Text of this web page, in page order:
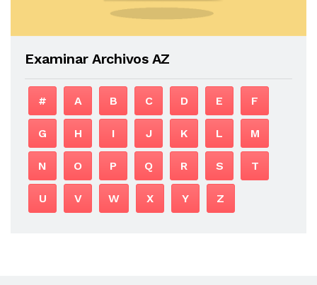
Examinar Archivos AZ
# A B C D E F
G H I J K L M
N O P Q R S T
U V W X Y Z